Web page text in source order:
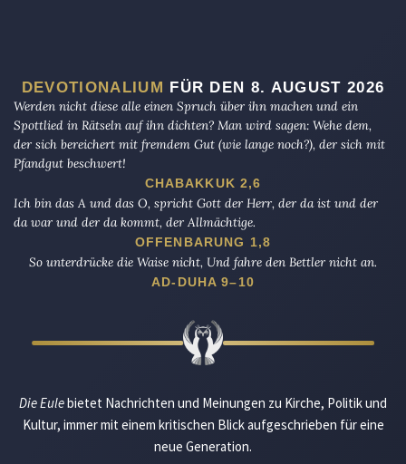
DEVOTIONALIUM FÜR DEN 8. AUGUST 2026
Werden nicht diese alle einen Spruch über ihn machen und ein
Spottlied in Rätseln auf ihn dichten? Man wird sagen: Wehe dem,
der sich bereichert mit fremdem Gut (wie lange noch?), der sich mit
Pfandgut beschwert!
CHABAKKUK 2,6
Ich bin das A und das O, spricht Gott der Herr, der da ist und der
da war und der da kommt, der Allmächtige.
OFFENBARUNG 1,8
So unterdrücke die Waise nicht, Und fahre den Bettler nicht an.
AD-DUHA 9–10
Die Eulebietet Nachrichten und Meinungen zu Kirche, Politik und
Kultur, immer mit einem kritischen Blick aufgeschrieben für eine
neue Generation.